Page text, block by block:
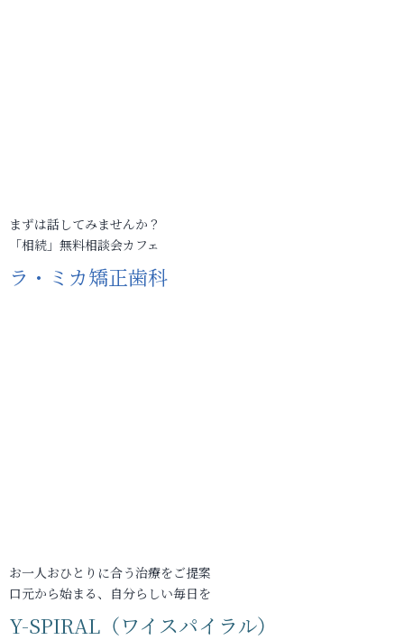
まずは話してみませんか？
「相続」無料相談会カフェ
ラ・ミカ矯正歯科
お一人おひとりに合う治療をご提案
口元から始まる、自分らしい毎日を
Y-SPIRAL（ワイスパイラル）